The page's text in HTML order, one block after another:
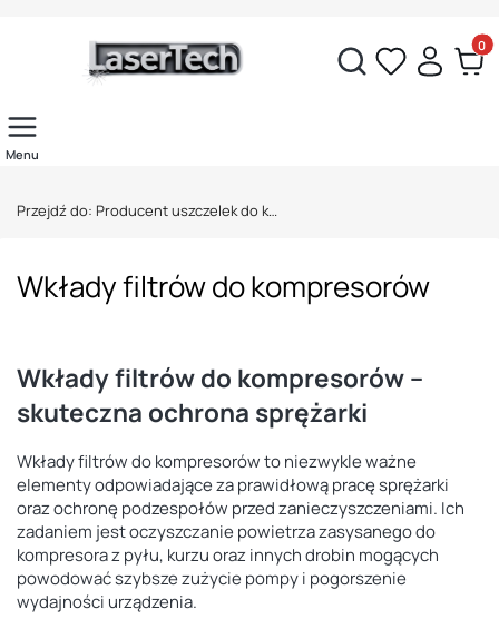
Otwórz wyszukiwarkę
Menu
Przejdź do: Producent uszczelek do kompresorów Lasertech
Wkłady filtrów do kompresorów
Wkłady filtrów do kompresorów –
skuteczna ochrona sprężarki
Wkłady filtrów do kompresorów to niezwykle ważne
elementy odpowiadające za prawidłową pracę sprężarki
oraz ochronę podzespołów przed zanieczyszczeniami. Ich
zadaniem jest oczyszczanie powietrza zasysanego do
kompresora z pyłu, kurzu oraz innych drobin mogących
powodować szybsze zużycie pompy i pogorszenie
wydajności urządzenia.